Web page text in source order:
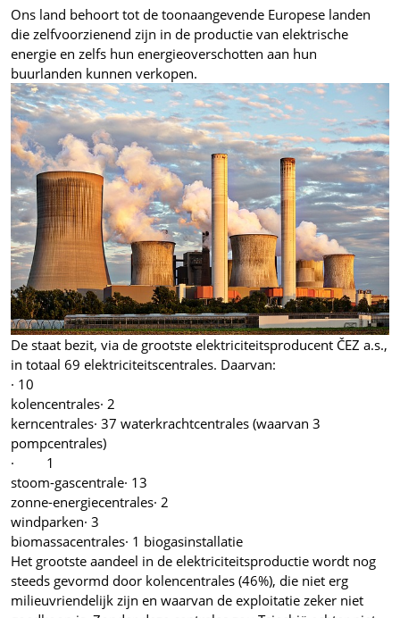
Ons land behoort tot de toonaangevende Europese landen
die zelfvoorzienend zijn in de productie van elektrische
energie en zelfs hun energieoverschotten aan hun
buurlanden kunnen verkopen.
De staat bezit, via de grootste elektriciteitsproducent ČEZ a.s.,
in totaal 69 elektriciteitscentrales. Daarvan:
· 10
kolencentrales· 2
kerncentrales· 37 waterkrachtcentrales (waarvan 3
pompcentrales)
· 1
stoom-gascentrale· 13
zonne-energiecentrales· 2
windparken· 3
biomassacentrales· 1 biogasinstallatie
Het grootste aandeel in de elektriciteitsproductie wordt nog
steeds gevormd door kolencentrales (46%), die niet erg
milieuvriendelijk zijn en waarvan de exploitatie zeker niet